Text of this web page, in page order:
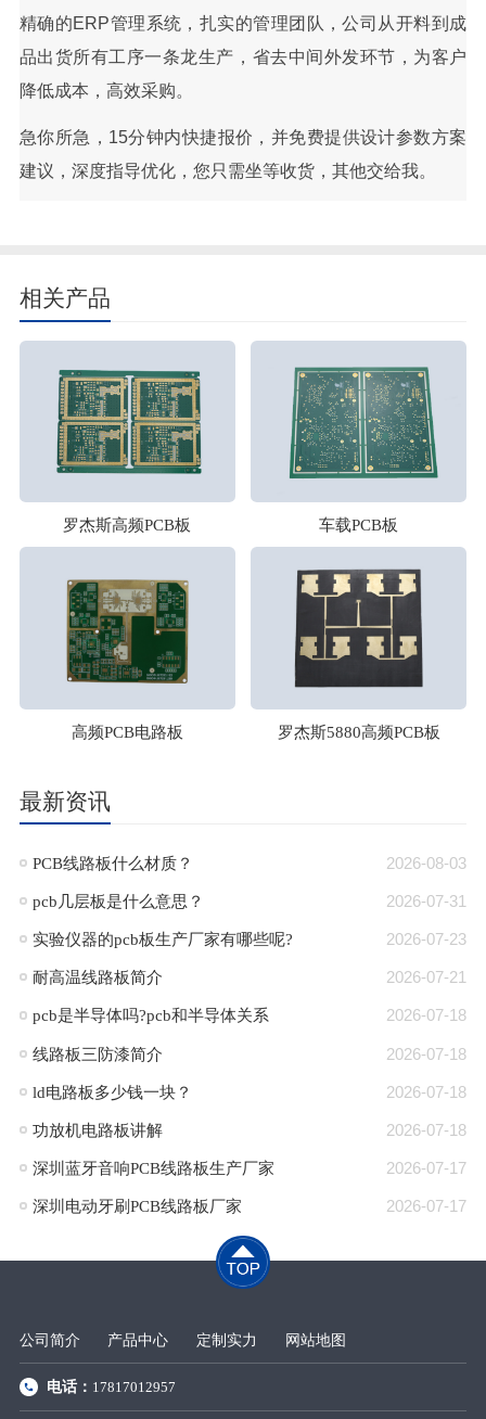
精确的ERP管理系统，扎实的管理团队，公司从开料到成
品出货所有工序一条龙生产，省去中间外发环节，为客户
降低成本，高效采购。
急你所急，15分钟内快捷报价，并免费提供设计参数方案
建议，深度指导优化，您只需坐等收货，其他交给我。
相关产品
罗杰斯高频PCB板 车载PCB板
高频PCB电路板 罗杰斯5880高频PCB板
最新资讯
2026-08-03
PCB线路板什么材质？
2026-07-31
pcb几层板是什么意思？
2026-07-23
​实验仪器的pcb板生产厂家有哪些呢?
2026-07-21
耐高温线路板简介
2026-07-18
pcb是半导体吗?pcb和半导体关系
2026-07-18
线路板三防漆简介
2026-07-18
ld电路板多少钱一块？
2026-07-18
功放机电路板讲解
2026-07-17
深圳蓝牙音响PCB线路板生产厂家
2026-07-17
深圳电动牙刷PCB线路板厂家
公司简介 产品中心 定制实力 网站地图
电话： 17817012957